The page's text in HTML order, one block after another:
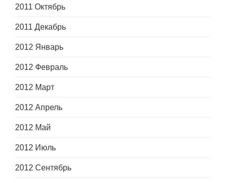
2011 Октябрь
2011 Декабрь
2012 Январь
2012 Февраль
2012 Март
2012 Апрель
2012 Май
2012 Июль
2012 Сентябрь